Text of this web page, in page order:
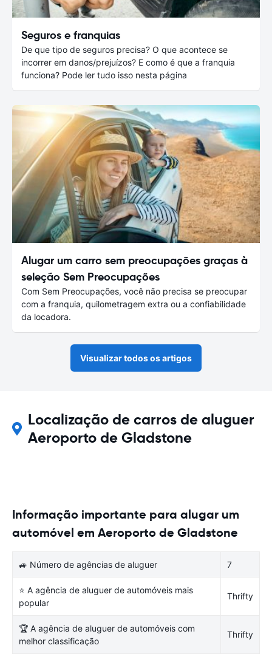
Seguros e franquias
De que tipo de seguros precisa? O que acontece se
incorrer em danos/prejuízos? E como é que a franquia
funciona? Pode ler tudo isso nesta página
Alugar um carro sem preocupações graças à
seleção Sem Preocupações
Com Sem Preocupações, você não precisa se preocupar
com a franquia, quilometragem extra ou a confiabilidade
da locadora.
Visualizar todos os artigos
Localização de carros de aluguer
Aeroporto de Gladstone
Informação importante para alugar um
automóvel em Aeroporto de Gladstone
🚙 Número de agências de aluguer 7
⭐ A agência de aluguer de automóveis mais
popular
Thrifty
🏆 A agência de aluguer de automóveis com
melhor classificação
Thrifty